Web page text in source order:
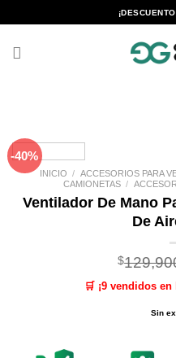
al
-40%
INICIO / ACCESORIOS PARA
CAMIONETAS /
Ventilador De Mano
De
$
🛒 ¡9 vendidos
Sin